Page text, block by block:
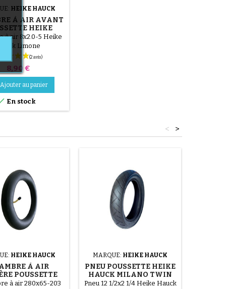
HEIKE HAUCK
À AIR AVANT
HEIKE
LIMONE
à air 8x2.0-5 Heike
Hauck Limone
Prix
8,90 €
Ajouter au panier
En stock
>
<
HEIKE HAUCK
À AIR
POUSSETTE
LIMONE
à air 280x65-203
MARQUE: HEIKE HAUCK
PNEU POUSSETTE HEIKE
HAUCK MILANO TWIN
Pneu 12 1/2x2 1/4 Heike Hauck